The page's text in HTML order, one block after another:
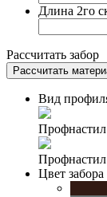
Длина 2го
Рассчитать забор
Рассчитать
Вид
Цвет забора